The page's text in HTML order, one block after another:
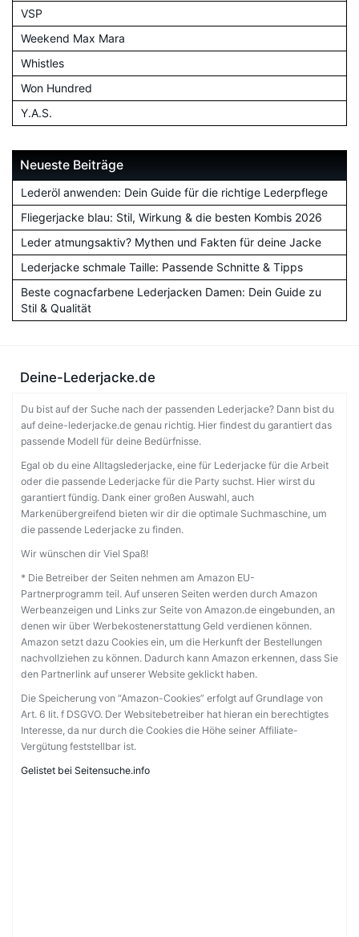
VSP
Weekend Max Mara
Whistles
Won Hundred
Y.A.S.
Neueste Beiträge
Lederöl anwenden: Dein Guide für die richtige Lederpflege
Fliegerjacke blau: Stil, Wirkung & die besten Kombis 2026
Leder atmungsaktiv? Mythen und Fakten für deine Jacke
Lederjacke schmale Taille: Passende Schnitte & Tipps
Beste cognacfarbene Lederjacken Damen: Dein Guide zu
Stil & Qualität
Deine-Lederjacke.de
Du bist auf der Suche nach der passenden Lederjacke? Dann bist du
auf deine-lederjacke.de genau richtig. Hier findest du garantiert das
passende Modell für deine Bedürfnisse.
Egal ob du eine Alltagslederjacke, eine für Lederjacke für die Arbeit
oder die passende Lederjacke für die Party suchst. Hier wirst du
garantiert fündig. Dank einer großen Auswahl, auch
Markenübergreifend bieten wir dir die optimale Suchmaschine, um
die passende Lederjacke zu finden.
Wir wünschen dir Viel Spaß!
* Die Betreiber der Seiten nehmen am Amazon EU-
Partnerprogramm teil. Auf unseren Seiten werden durch Amazon
Werbeanzeigen und Links zur Seite von Amazon.de eingebunden, an
denen wir über Werbekostenerstattung Geld verdienen können.
Amazon setzt dazu Cookies ein, um die Herkunft der Bestellungen
nachvollziehen zu können. Dadurch kann Amazon erkennen, dass Sie
den Partnerlink auf unserer Website geklickt haben.
Die Speicherung von “Amazon-Cookies” erfolgt auf Grundlage von
Art. 6 lit. f DSGVO. Der Websitebetreiber hat hieran ein berechtigtes
Interesse, da nur durch die Cookies die Höhe seiner Affiliate-
Vergütung feststellbar ist.
Gelistet bei Seitensuche.info